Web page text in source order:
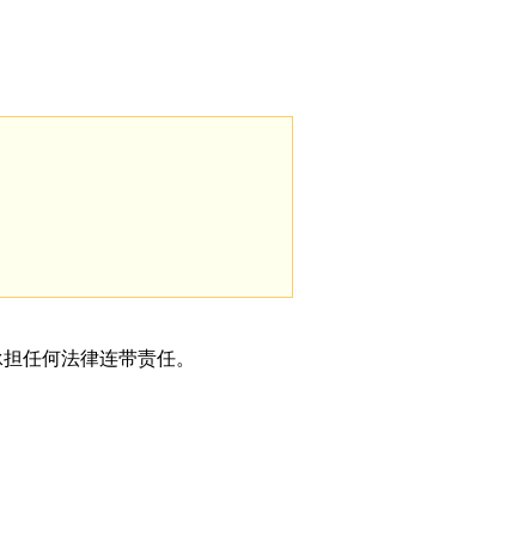
任何法律连带责任。